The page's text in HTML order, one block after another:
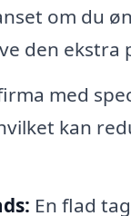
om du
den ekstra
med
kan
En flad